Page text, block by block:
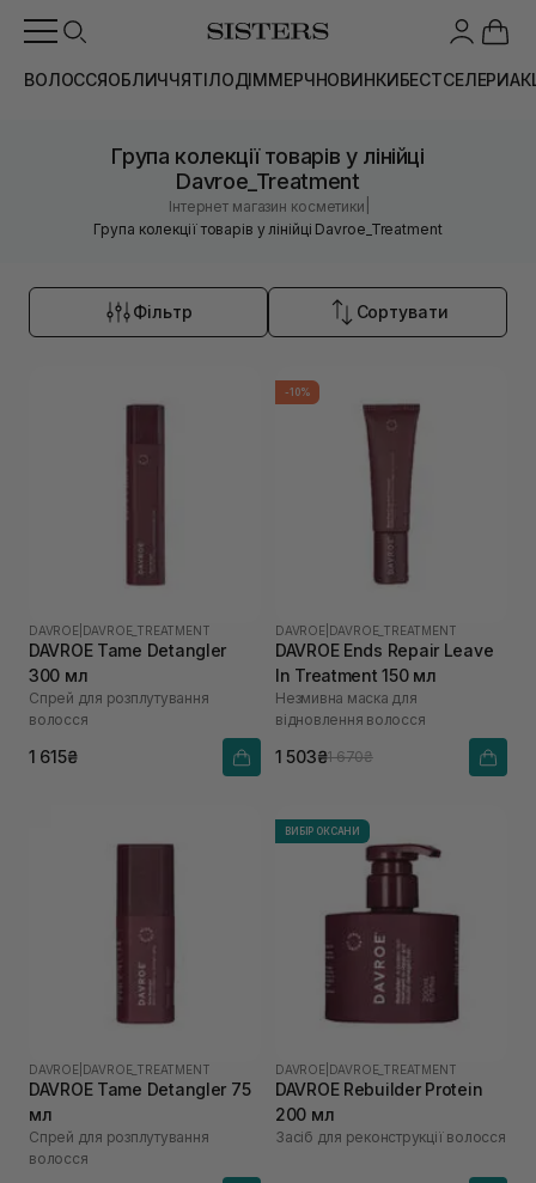
ВОЛОССЯОБЛИЧЧЯТІЛОДІММЕРЧНОВИНКИБЕСТСЕЛЕРИ
Група колекції товарів у лінійці
Davroe_Treatment
Інтернет магазин косметики
Група колекції товарів у лінійці Davroe_Treatment
Фільтр Сортувати
DAVROE DAVROE_TREATMENT
DAVROE Tame Detangler
300 мл
Спрей для розплутування
волосся
1 615₴
-10%
DAVROE DAVROE_TREATMENT
DAVROE Ends Repair Leave
In Treatment 150 мл
Незмивна маска для
відновлення волосся
1 503₴1 670₴
DAVROE DAVROE_TREATMENT
DAVROE Tame Detangler 75
мл
Спрей для розплутування
волосся
ВИБІР ОКСАНИ
DAVROE DAVROE_TREATMENT
DAVROE Rebuilder Protein
200 мл
Засіб для реконструкції волосся